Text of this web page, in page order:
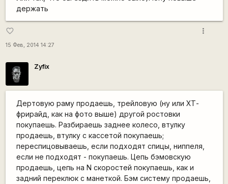
держать
favorite_border
15 Фев, 2014 14:27
more_vert
Zyfix
Дертовую раму продаешь, трейловую (ну или ХТ-
фрирайд, как на фото выше) другой ростовки
покупаешь. Разбираешь заднее колесо, втулку
продаешь, втулку с кассетой покупаешь;
переспицовываешь, если подходят спицы, ниппеля,
если не подходят - покупаешь. Цепь бэмовскую
продаешь, цепь на N скоростей покупаешь, как и
задний переклюк с манеткой. Бэм систему продаешь,